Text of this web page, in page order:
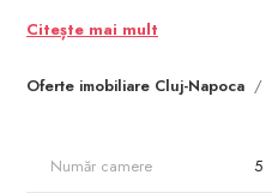
Oferte imobiliare Cluj-Napoca
Citește mai mult
Număr camere 5